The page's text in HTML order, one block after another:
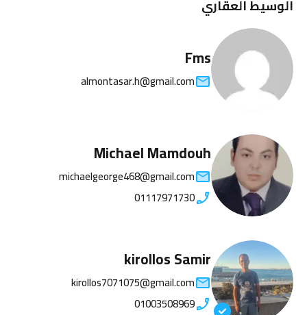
الوسيط العقاري
Fms
almontasar.h@gmail.com
Michael Mamdouh
michaelgeorge468@gmail.com
01117971730
kirollos Samir
kirollos7071075@gmail.com
01003508969